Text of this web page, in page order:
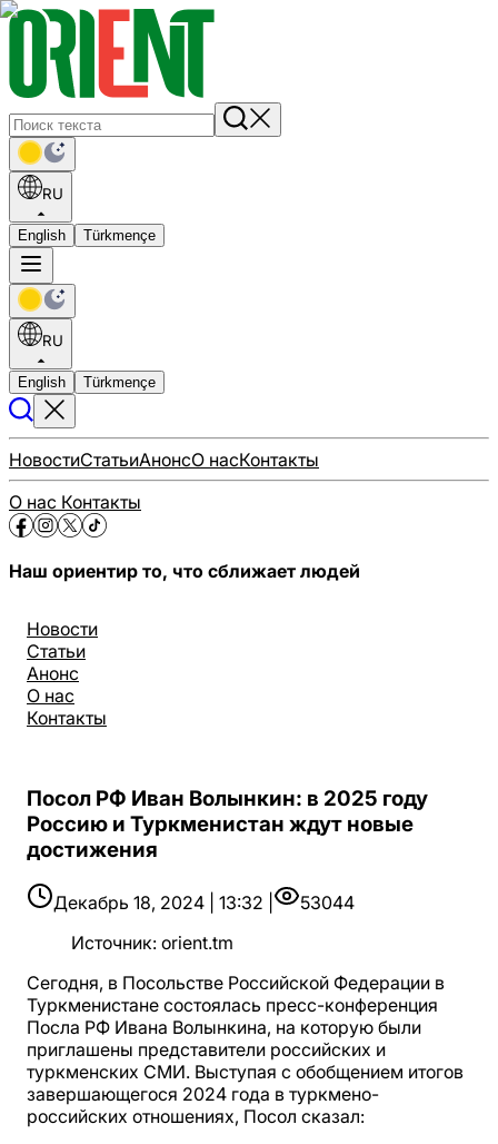
RU
English Türkmençe
RU
English Türkmençe
НовостиСтатьиАнонсО насКонтакты
О нас Контакты
Наш ориентир то, что сближает людей
Новости
Статьи
Анонс
О нас
Контакты
Посол РФ Иван Волынкин: в 2025 году
Россию и Туркменистан ждут новые
достижения
Декабрь 18, 2024 | 13:32 |
53044
Источник: orient.tm
Сегодня, в Посольстве Российской Федерации в
Туркменистане состоялась пресс-конференция
Посла РФ Ивана Волынкина, на которую были
приглашены представители российских и
туркменских СМИ. Выступая с обобщением итогов
завершающегося 2024 года в туркмено-
российских отношениях, Посол сказал: